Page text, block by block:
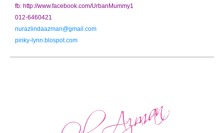
fb: http://www.facebook.com/UrbanMummy1
012-6460421
nurazlindaazman@gmail.com
pinky-lynn.blospot.com